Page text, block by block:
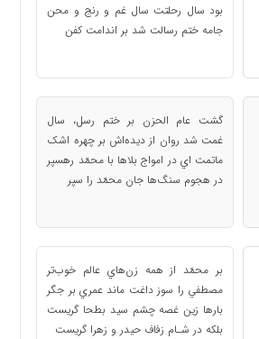
بود سال رحلتت سال غم و رنج و محن
جامه ختم رسالت شد بر اندامت کفن
گشت عام الحزن بر ختم رسل، سال
غمت شد روان از ديده‌اش بر چهره اشک
ماتمت اي در امواج بلاها با محمّد رهسپر
در هجوم سنگ‌ها جان محمّد را سپر
بر محمّد از همه زن‌هاي عالم خوب‌تر
مصطفي را سوز داغت ماند عمري بر جگر
بارها زين غصه چشم سيد بطحا گريست
بلکه در شـام زفاف حيدر و زهرا گريست